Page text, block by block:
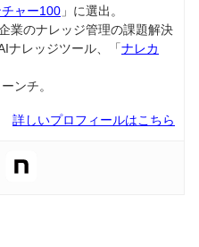
ャー100 」に選出。
業のナレッジ管理の課題解決
ナレッジツール、「ナレカ
ンチ。
詳しいプロフィールはこちら